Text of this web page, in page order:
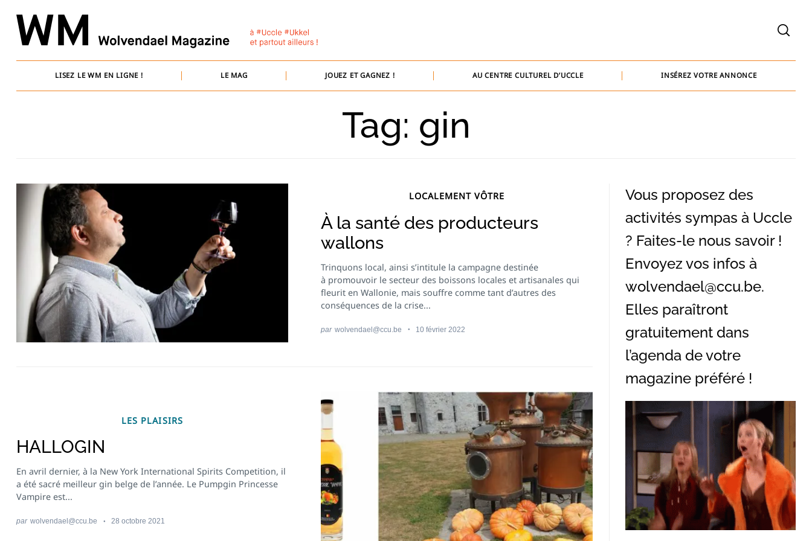
content
LISEZ LE WM EN LIGNE ! LE MAG JOUEZ ET GAGNEZ ! AU CENTRE CULTUREL D’UCCLE INSÉREZ VOTRE ANNONCE
bernard@baammedia.be
jennifer@baammedia.be
Tag: gin
LOCALEMENT VÔTRE
À la santé des producteurs
wallons
Trinquons local, ainsi s’intitule la campagne destinée
à promouvoir le secteur des boissons locales et artisanales qui
fleurit en Wallonie, mais souffre comme tant d’autres des
conséquences de la crise...
par wolvendael@ccu.be 10 février 2022
LES PLAISIRS
HALLOGIN
En avril dernier, à la New York International Spirits Competition, il
a été sacré meilleur gin belge de l’année. Le Pumpgin Princesse
Vampire est...
par wolvendael@ccu.be 28 octobre 2021
Vous proposez des
activités sympas à Uccle
? Faites-le nous savoir !
Envoyez vos infos à
wolvendael@ccu.be.
Elles paraîtront
gratuitement dans
l’agenda de votre
magazine préféré !
Recherche
pour